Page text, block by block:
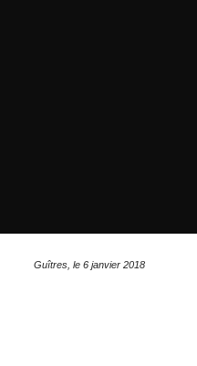
Guîtres, le 6 janvier 2018